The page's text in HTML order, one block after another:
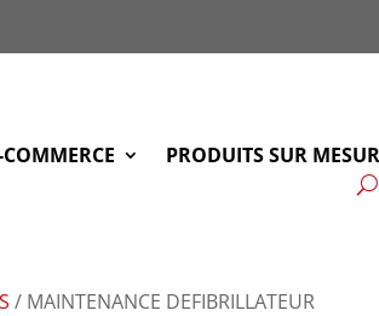
COMMERCE PRODUITS SUR
/ MAINTENANCE DEFIBRILLATEUR